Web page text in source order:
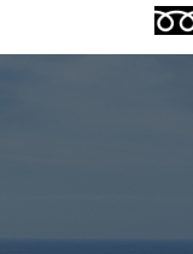
式部の香りシリーズ
お茶のギフト